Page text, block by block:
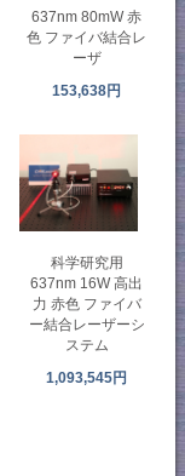
637nm 80mW 赤
色 ファイバ結合レ
ーザ
153,638円
科学研究用
637nm 16W 高出
力 赤色 ファイバ
ー結合レーザーシ
ステム
1,093,545円